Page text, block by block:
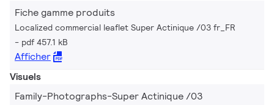
Fiche gamme produits
Localized commercial leaflet Super Actinique /03 fr_FR
pdf 457.1 kB
Afficher
Visuels
Family-Photographs-Super Actinique /03